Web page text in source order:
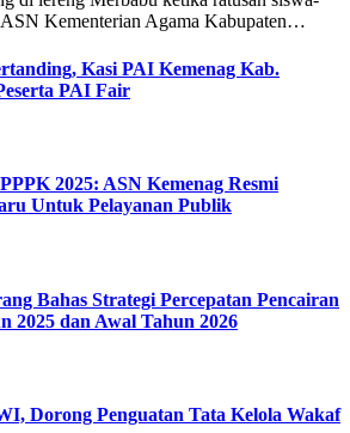
ASN Kementerian Agama Kabupaten…
Kasi PAI Kemenag Kab.
PAI Fair
2025: ASN Kemenag Resmi
Untuk Pelayanan Publik
Bahas Strategi Percepatan Pencairan
2025 dan Awal Tahun 2026
Dorong Penguatan Tata Kelola Wakaf